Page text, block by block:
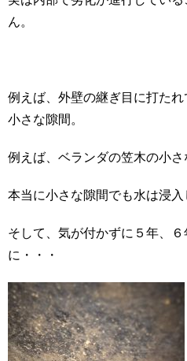
ん。
例えば、外壁の継ぎ目に打た
小さな隙間。
例えば、ベランダの笠木の小さ
本当に小さな隙間でも水は浸入
そして、気が付かずに５年、
に・・・